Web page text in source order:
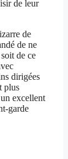
de leur
de
de ne
de ce
dirigées
plus
excellent
garde